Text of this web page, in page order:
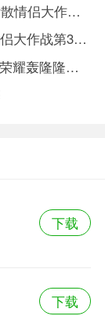
拆散情侣大作战12第43关怎么过关 拆散情侣大作战12第43关过关技巧
拆散情侣大作战第37关怎么过 拆散情侣大作战第37关通关攻略
王者荣耀轰隆隆大作战玩法技巧 王者荣耀轰隆隆大作战攻略分享
下载
下载